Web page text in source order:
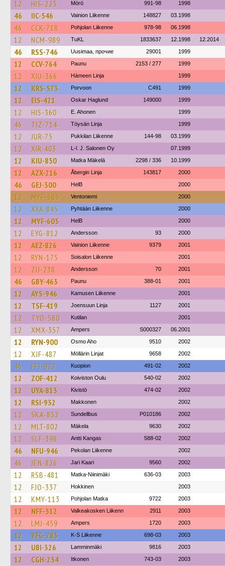
12 HIS-223 Mörö 991-98 1998
46 IIC-546 Vainion Liikenne 148827 03.1998
46 CCK-718 Pohjolan Liikenne 978-98 06.1998
12 NCM-989 TuKL 1833637 12.1998 12.2014
46 RSS-746 Uusimaa, прочие 29001 1999
12 CCV-764 Paunu 2153 / 277 1999
12 XIU-366 Hämeen Linja 1999
12 KRS-573 Porvoon C491 1999
12 EIS-421 Oskar Haglund 149000 1999
12 HIS-360 E. Ahonen 1999
46 TIZ-714 Töysän Linja 1999
12 JUR-75 Pukkilan Liikenne 144-98 03.1999
12 XIR-403 L-l. J. Salonen Oy 07.1999
12 KIU-850 Matka Mäkelä 2298 / 336 10.1999
12 AZX-216 Åbergin Linja 143817 2000
46 GEJ-300 HelB 2000
12 MYF-585 Ventoniemi 2000
12 XYA-845 Pyhtään Liikenne 2000
12 MYF-605 HelB 2000
12 EYG-812 Andersson 93 2000
12 AEZ-826 Vainion Liikenne 9379 2001
12 RYN-175 Soisalon Liikenne 2001
12 ZIJ-238 Andersson 70 2001
46 GBY-463 Paunu 388-01 2001
12 AYS-946 Kamusen Liikenne 2001
12 TSF-419 Joensuun Linja 1127 2001
12 TYO-580 Kutilan 2001
12 XMX-357 Ampers S000327 06.2001
12 RYN-900 Osmo Aho 9510 2002
12 XJF-487 Möllärin Linjat 9658 2002
46 FFJ-922 Kuopion 491-02 2002
12 ZOF-412 Koiviston Oulu 540-02 2002
12 UYA-813 Kivistö 474-02 2002
12 RSI-932 Makkonen 2002
12 SKA-852 Sundellbus P010186 2002
12 MLT-802 Mäkela 9630 2002
12 SLF-398 Antti Kangas 588-02 2002
46 NFU-946 Pekolan Liikenne 2002
46 JEN-826 Jari Kaari 9560 2002
12 RSB-481 Matka-Niinimäki 636-03 2003
12 FJO-337 Hokkinen 2003
12 KMY-113 Pohjolan Matka 9722 2003
12 NFF-512 Valkeakosken Liikenn 2911 2003
12 LMJ-459 Ampers 1720 2003
12 YFG-785 K-S Liikenne 698-03 2003
12 UBI-326 Lamminmäki 9816 2003
12 CGH-254 Itkonen 743-03 2003